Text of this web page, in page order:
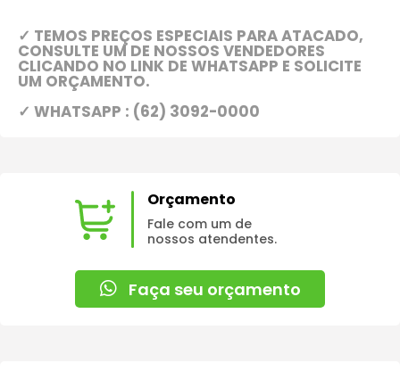
✓ TEMOS PREÇOS ESPECIAIS PARA ATACADO,
CONSULTE UM DE NOSSOS VENDEDORES
CLICANDO NO LINK DE WHATSAPP E SOLICITE
UM ORÇAMENTO.
✓ WHATSAPP : (62) 3092-0000
Orçamento
Fale com um de
nossos atendentes.
Faça seu orçamento